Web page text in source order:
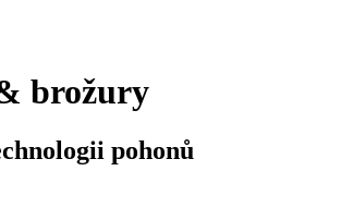
brožury
pohonů